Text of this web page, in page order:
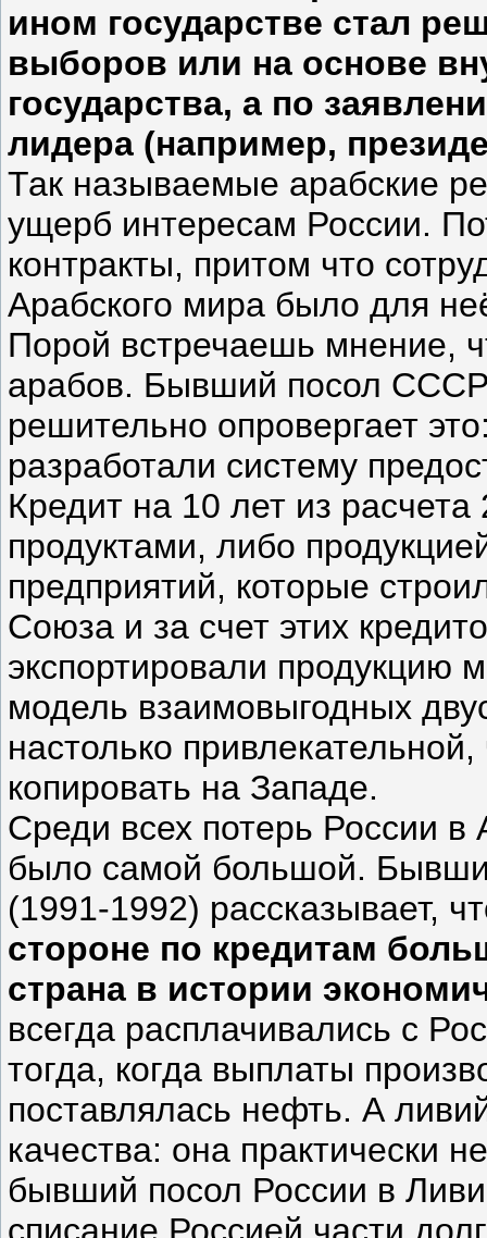
ином государстве стал
выборов или на основе
государства, а по
лидера (например,
Так называемые арабские
ущерб интересам России.
контракты, притом что
Арабского мира было для
Порой встречаешь мнение,
арабов. Бывший посол
решительно опровергает
разработали систему
Кредит на 10 лет из
продуктами, либо
предприятий, которые
Союза и за счет этих
экспортировали продукцию
модель взаимовыгодных
настолько
копировать на Западе.
Среди всех потерь России
было самой большой.
(1991-1992) рассказывает,
стороне по кредитам
страна в истории
всегда расплачивались с
тогда, когда выплаты
поставлялась нефть. А
качества: она практически
бывший посол России в